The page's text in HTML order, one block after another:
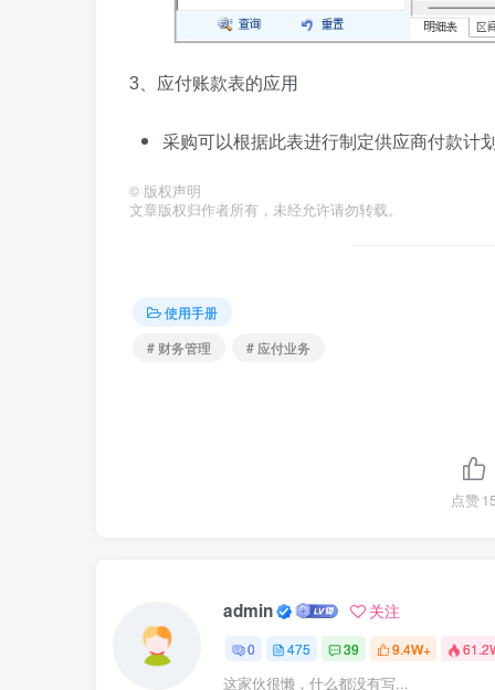
3、应付账款表的应用
采购可以根据此表进行制定供应商付款计
© 版权声明
文章版权归作者所有，未经允许请勿转载。
使用手册
# 财务管理
# 应付业务
点赞
admin 关注
0 475 39 9.4W+
这家伙很懒，什么都没有写...